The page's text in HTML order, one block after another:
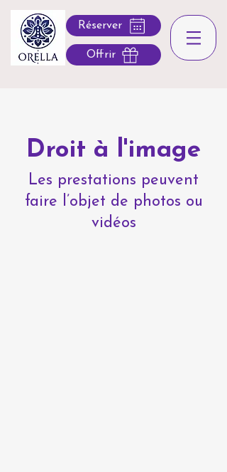
Réserver
Offrir
Droit à l'image
Les prestations peuvent
faire l’objet de photos ou
vidéos